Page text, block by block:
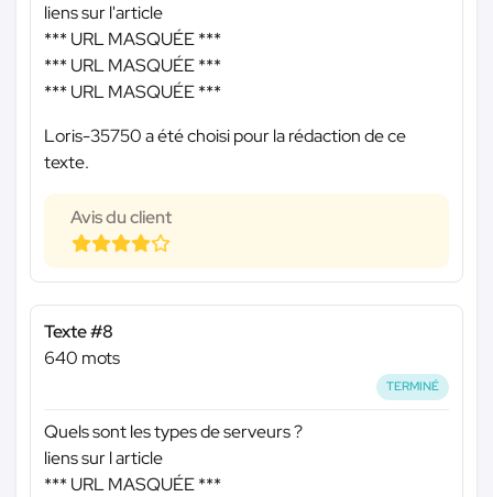
liens sur l'article
*** URL MASQUÉE ***
*** URL MASQUÉE ***
*** URL MASQUÉE ***
Loris-35750 a été choisi pour la rédaction de ce
texte.
Avis du client
Texte #8
640 mots
TERMINÉ
Quels sont les types de serveurs ?
liens sur l article
*** URL MASQUÉE ***